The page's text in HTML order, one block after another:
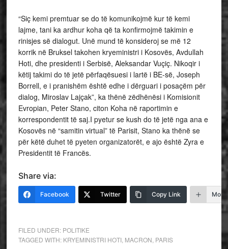
“Siç kemi premtuar se do të komunikojmë kur të kemi
lajme, tani ka ardhur koha që ta konfirmojmë takimin e
rinisjes së dialogut. Unë mund të konsideroj se më 12
korrik në Bruksel takohen kryeministri i Kosovës, Avdullah
Hoti, dhe presidenti i Serbisë, Aleksandar Vuçiç. Nikoqir i
këtij takimi do të jetë përfaqësuesi i lartë i BE-së, Joseph
Borrell, e i pranishëm është edhe i dërguari i posaçëm për
dialog, Miroslav Lajçak”, ka thënë zëdhënësi i Komisionit
Evropian, Peter Stano, citon Koha në raportimin e
korrespondentit të saj.I pyetur se kush do të jetë nga ana e
Kosovës në “samitin virtual” të Parisit, Stano ka thënë se
për këtë duhet të pyeten organizatorët, e ajo është Zyra e
Presidentit të Francës.
Share via:
Facebook Twitter Copy Link More
FILED UNDER: POLITIKE
TAGGED WITH: KRYEMINISTRI HOTI, MACRON PARIS